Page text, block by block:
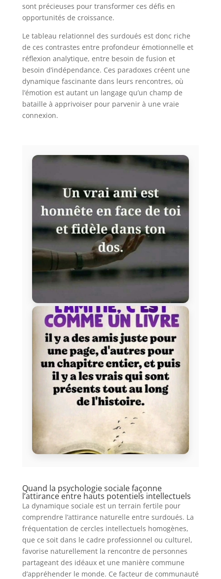
sont précieuses pour transformer ces défis en
opportunités de croissance.
Le tableau relationnel des surdoués est donc riche
de ces contrastes entre profondeur émotionnelle et
réflexion analytique, entre besoin de fusion et
besoin d’indépendance. Ces paradoxes créent une
dynamique fascinante dans leurs rencontres, où
l’émotion est autant un langage qu’un champ de
bataille à apprivoiser pour parvenir à une vraie
connexion.
Quand la psychologie sociale façonne
l’attirance entre hauts potentiels intellectuels
La dynamique sociale est un terrain fertile pour
comprendre l’attirance naturelle entre surdoués. La
fréquentation de cercles intellectuels homogènes,
que ce soit dans le cadre professionnel ou culturel,
favorise naturellement la rencontre de personnes
partageant des idéaux et une manière commune
d’appréhender le monde. Ce facteur de communauté